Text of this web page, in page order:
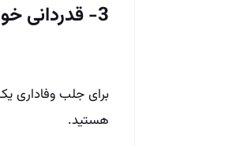
3- قدردانی خود از مشتریان را نشان بدهید
برای جلب وفاداری
هستید.